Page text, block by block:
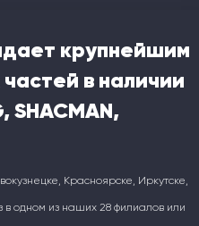
крупнейшим
в наличии
SHACMAN,
Красноярске, Иркутске,
в одном из наших 28 филиалов или